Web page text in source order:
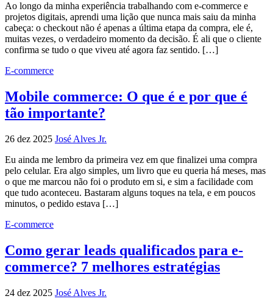
Ao longo da minha experiência trabalhando com e-commerce e
projetos digitais, aprendi uma lição que nunca mais saiu da minha
cabeça: o checkout não é apenas a última etapa da compra, ele é,
muitas vezes, o verdadeiro momento da decisão. É ali que o cliente
confirma se tudo o que viveu até agora faz sentido. […]
E-commerce
Mobile commerce: O que é e por que é
tão importante?
26 dez 2025 José Alves Jr.
Eu ainda me lembro da primeira vez em que finalizei uma compra
pelo celular. Era algo simples, um livro que eu queria há meses, mas
o que me marcou não foi o produto em si, e sim a facilidade com
que tudo aconteceu. Bastaram alguns toques na tela, e em poucos
minutos, o pedido estava […]
E-commerce
Como gerar leads qualificados para e-
commerce? 7 melhores estratégias
24 dez 2025 José Alves Jr.